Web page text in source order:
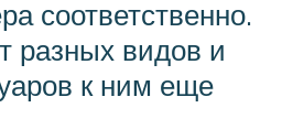
соответственно.
разных видов и
к ним еще